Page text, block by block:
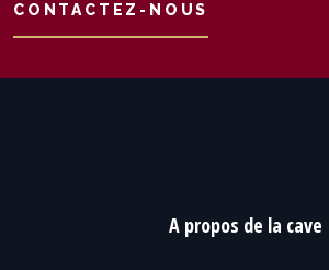
CONTACTEZ-NOUS
A propos de la cave